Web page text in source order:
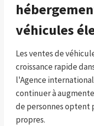
véhicules
Les ventes de
croissance rapide
l'Agence
continuer à
de personnes optent
propres.